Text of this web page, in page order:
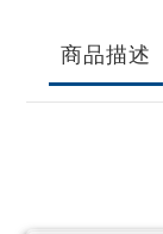
商品描述